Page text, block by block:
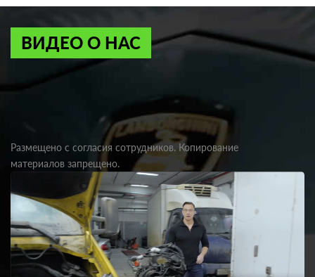
ВИДЕО О НАС
Размещено с согласия сотрудников. Копирование
материалов запрещено.